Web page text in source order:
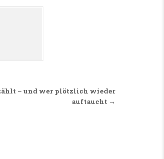
– und wer plötzlich wieder
auftaucht →